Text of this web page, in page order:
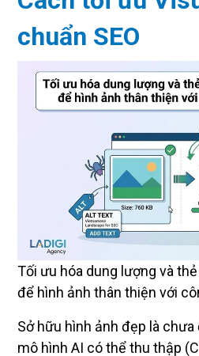
chuẩn SEO
Tối ưu hóa dung lượng và
để hình ảnh thân thiện với
Sở hữu hình ảnh đẹp là
mô hình AI có thể thu thập